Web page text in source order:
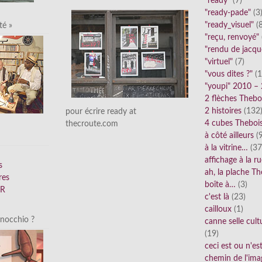
»
?
pour écrire ready at
thecroute.com
"ready-pade" (3)
"ready_visuel"
"reçu, renvoyé"
"rendu de
"virtuel" (7)
"vous dites ?"
"youpi" 2010 –
2 flèches
2 histoires (132)
4 cubes
à côté ailleurs
à la vitrine…
affichage à la
ah, la plache
boîte à… (3)
c'est là (23)
cailloux (1)
canne selle
(19)
ceci est ou
chemin de